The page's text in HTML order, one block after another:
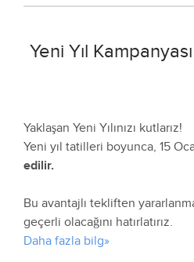
Yeni Yıl Kampanyası
Yaklaşan Yeni Yılınızı kutlarız!
Yeni yıl tatilleri boyunca, 15
edilir.
Bu avantajlı tekliften
geçerli olacağını hatırlatırız.
Daha fazla bilg»